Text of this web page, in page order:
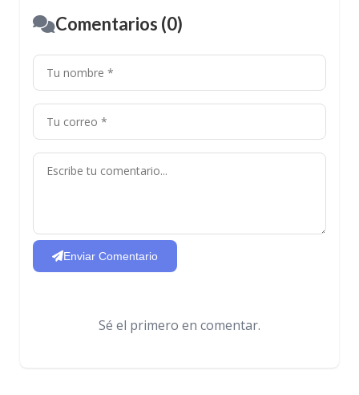
Comentarios (0)
Enviar Comentario
Sé el primero en comentar.